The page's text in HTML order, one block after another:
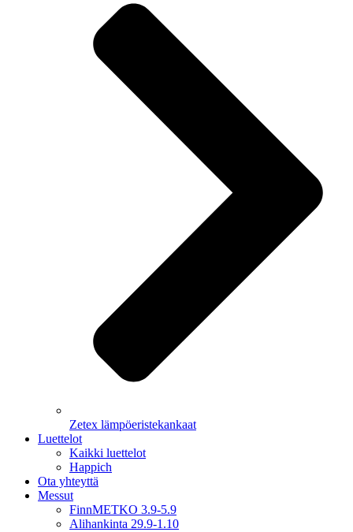
Zetex lämpöeristekankaat
Luettelot
Kaikki luettelot
Happich
Ota yhteyttä
Messut
FinnMETKO 3.9-5.9
Alihankinta 29.9-1.10